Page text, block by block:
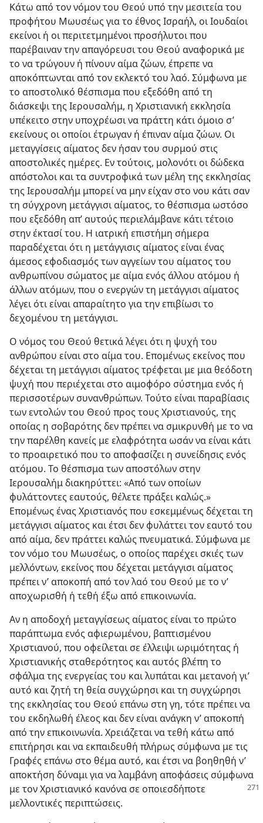
Κάτω από τον νόμον του Θεού υπό την μεσιτεία του
προφήτου Μωυσέως για το έθνος Ισραήλ, οι Ιουδαίοι
εκείνοι ή οι περιτετμημένοι προσήλυτοι που
παρέβαιναν την απαγόρευσι του Θεού αναφορικά με
το να τρώγουν ή πίνουν αίμα ζώων, έπρεπε να
αποκόπτωνται από τον εκλεκτό του λαό. Σύμφωνα με
το αποστολικό θέσπισμα που εξεδόθη από τη
διάσκεψι της Ιερουσαλήμ, η Χριστιανική εκκλησία
υπέκειτο στην υποχρέωσι να πράττη κάτι όμοιο σ’
εκείνους οι οποίοι έτρωγαν ή έπιναν αίμα ζώων. Οι
μεταγγίσεις αίματος δεν ήσαν του συρμού στις
αποστολικές ημέρες. Εν τούτοις, μολονότι οι δώδεκα
απόστολοι και τα συντροφικά των μέλη της εκκλησίας
της Ιερουσαλήμ μπορεί να μην είχαν στο νου κάτι σαν
τη σύγχρονη μετάγγισι αίματος, το θέσπισμα ωστόσο
που εξεδόθη απ’ αυτούς περιελάμβανε κάτι τέτοιο
στην έκτασί του. Η ιατρική επιστήμη σήμερα
παραδέχεται ότι η μετάγγισις αίματος είναι ένας
άμεσος εφοδιασμός των αγγείων του αίματος του
ανθρωπίνου σώματος με αίμα ενός άλλου ατόμου ή
άλλων ατόμων, που ο ενεργών τη μετάγγισι αίματος
λέγει ότι είναι απαραίτητο για την επιβίωσι το
δεχομένου τη μετάγγισι.
Ο νόμος του Θεού θετικά λέγει ότι η ψυχή του
ανθρώπου είναι στο αίμα του. Επομένως εκείνος που
δέχεται τη μετάγγισι αίματος τρέφεται με μια θεόδοτη
ψυχή που περιέχεται στο αιμοφόρο σύστημα ενός ή
περισσοτέρων συνανθρώπων. Τούτο είναι παραβίασις
των εντολών του Θεού προς τους Χριστιανούς, της
οποίας η σοβαρότης δεν πρέπει να σμικρυνθή με το να
την παρέλθη κανείς με ελαφρότητα ωσάν να είναι κάτι
το προαιρετικό που το αποφασίζει η συνείδησις ενός
ατόμου. Το θέσπισμα των αποστόλων στην
Ιερουσαλήμ διακηρύττει: «Από των οποίων
φυλάττοντες εαυτούς, θέλετε πράξει καλώς.»
Επομένως ένας Χριστιανός που εσκεμμένως δέχεται τη
μετάγγισι αίματος και έτσι δεν φυλάττει τον εαυτό του
από αίμα, δεν πράττει καλώς πνευματικά. Σύμφωνα με
τον νόμο του Μωυσέως, ο οποίος παρέχει σκιές των
μελλόντων, εκείνος που δέχεται μετάγγισι αίματος
πρέπει ν’ αποκοπή από τον λαό του Θεού με το ν’
αποχωρισθή ή τεθή έξω από επικοινωνία.
Αν η αποδοχή μεταγγίσεως αίματος είναι το πρώτο
παράπτωμα ενός αφιερωμένου, βαπτισμένου
Χριστιανού, που οφείλεται σε έλλειψι ωριμότητας ή
Χριστιανικής σταθερότητος και αυτός βλέπη το
σφάλμα της ενεργείας του και λυπάται και μετανοή γι’
αυτό και ζητή τη θεία συγχώρησι και τη συγχώρησι
της εκκλησίας του Θεού επάνω στη γη, τότε πρέπει να
του εκδηλωθή έλεος και δεν είναι ανάγκη ν’ αποκοπή
από την επικοινωνία. Χρειάζεται να τεθή κάτω από
επιτήρησι και να εκπαιδευθή πλήρως σύμφωνα με τις
Γραφές επάνω στο θέμα αυτό, και έτσι να βοηθηθή ν’
αποκτήση δύναμι για να λαμβάνη αποφάσεις σύμφωνα
με τον Χριστιανικό κανόνα σε οποιεσδήποτε
μελλοντικές περιπτώσεις.